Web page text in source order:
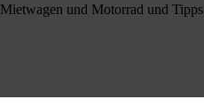
und Motorrad und